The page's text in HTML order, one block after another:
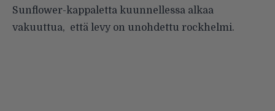
Sunflower-kappaletta kuunnellessa alkaa
vakuuttua, että levy on unohdettu rockhelmi.